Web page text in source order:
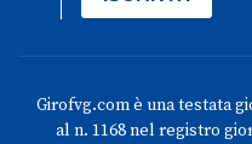
Girofvg.com è una testata
al n. 1168 nel registro